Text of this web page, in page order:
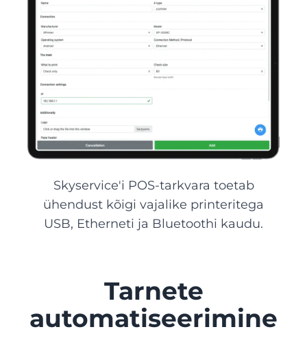
Skyservice'i POS-tarkvara toetab
ühendust kõigi vajalike printeritega
USB, Etherneti ja Bluetoothi kaudu.
Tarnete
automatiseerimine